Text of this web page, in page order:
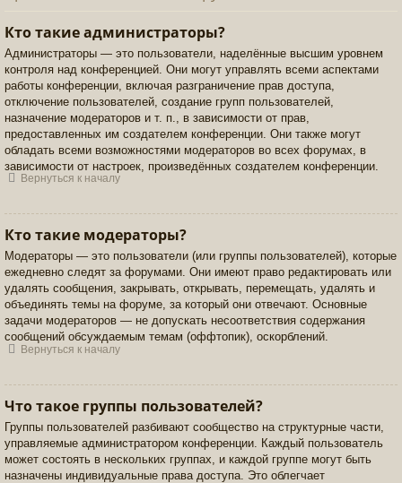
Кто такие администраторы?
Администраторы — это пользователи, наделённые высшим уровнем
контроля над конференцией. Они могут управлять всеми аспектами
работы конференции, включая разграничение прав доступа,
отключение пользователей, создание групп пользователей,
назначение модераторов и т. п., в зависимости от прав,
предоставленных им создателем конференции. Они также могут
обладать всеми возможностями модераторов во всех форумах, в
зависимости от настроек, произведённых создателем конференции.
Вернуться к началу
Кто такие модераторы?
Модераторы — это пользователи (или группы пользователей), которые
ежедневно следят за форумами. Они имеют право редактировать или
удалять сообщения, закрывать, открывать, перемещать, удалять и
объединять темы на форуме, за который они отвечают. Основные
задачи модераторов — не допускать несоответствия содержания
сообщений обсуждаемым темам (оффтопик), оскорблений.
Вернуться к началу
Что такое группы пользователей?
Группы пользователей разбивают сообщество на структурные части,
управляемые администратором конференции. Каждый пользователь
может состоять в нескольких группах, и каждой группе могут быть
назначены индивидуальные права доступа. Это облегчает